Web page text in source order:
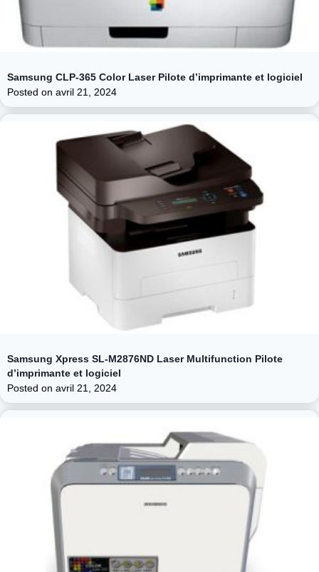
Samsung CLP-365 Color Laser Pilote d’imprimante et logiciel
Posted on avril 21, 2024
Samsung Xpress SL-M2876ND Laser Multifunction Pilote
d’imprimante et logiciel
Posted on avril 21, 2024